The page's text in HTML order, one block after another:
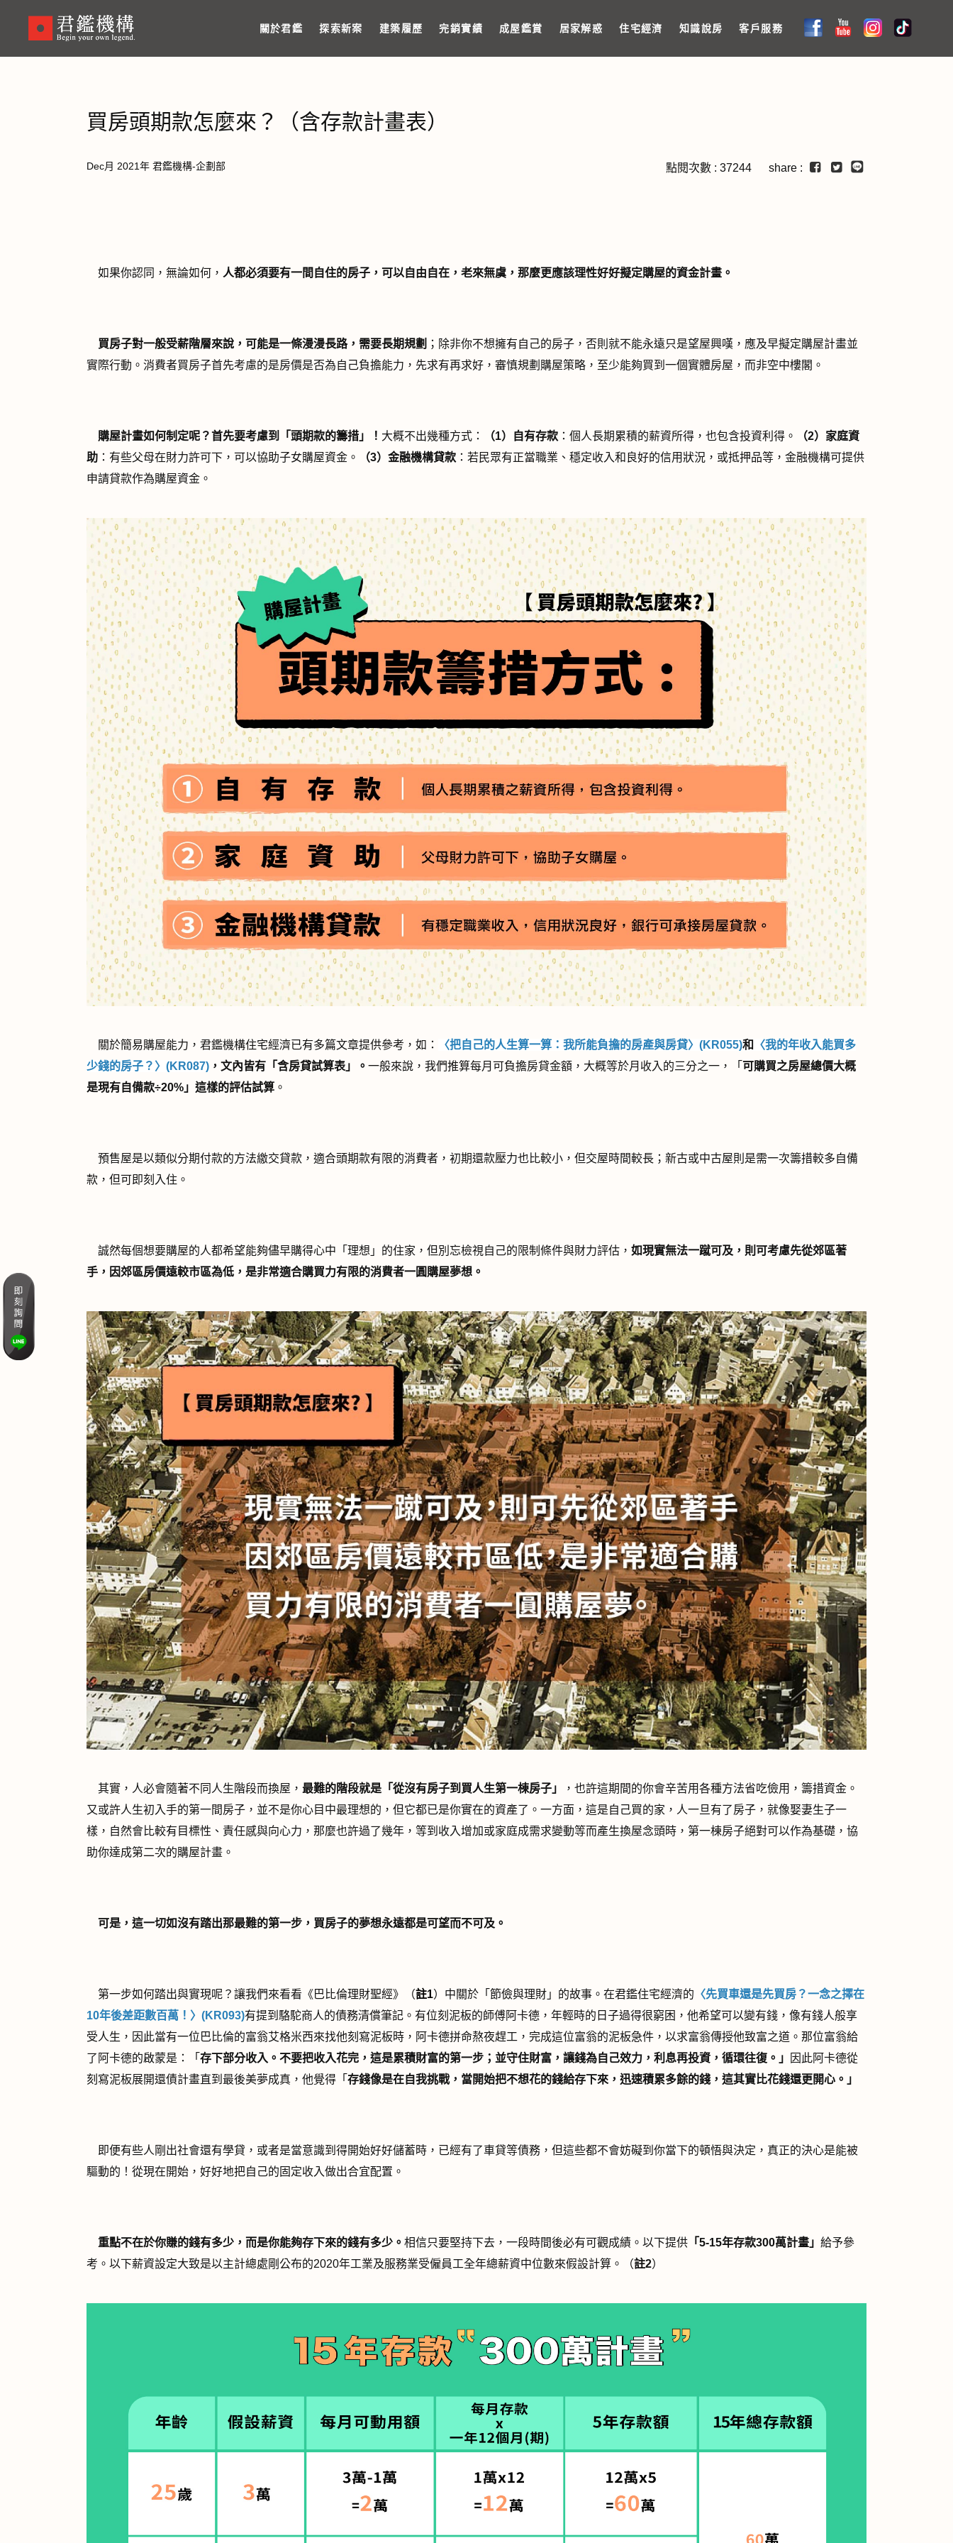
關於君鑑 探索新案 建築履歷 完銷實績 成屋鑑賞 居家解惑 住宅經濟 知識說房 客戶服務
買房頭期款怎麼來？（含存款計畫表）
Dec月 2021年 君鑑機構-企劃部 點閱次數 : 37244 share :
如果你認同，無論如何， 人都必須要有一間自住的房子，可以自由自在，老來無虞，那麼更應該理性好好擬定購屋的資金計畫。
買房子對一般受薪階層來說，可能是一條漫漫長路，需要長期規劃 ；除非你不想擁有自己的房子，否則就不能永遠只是望屋興嘆，應及早擬定購屋計畫並
實際行動。消費者買房子首先考慮的是房價是否為自己負擔能力，先求有再求好，審慎規劃購屋策略，至少能夠買到一個實體房屋，而非空中樓閣。
購屋計畫如何制定呢？首先要考慮到「頭期款的籌措」！ 大概不出幾種方式： （1） 自有存款 ：個人長期累積的薪資所得，也包含投資利得。 （2） 家庭資
助 ：有些父母在財力許可下，可以協助子女購屋資金。 （3） 金融機構貸款 ：若民眾有正當職業、穩定收入和良好的信用狀況，或抵押品等，金融機構可提供
申請貸款作為購屋資金。
關於簡易購屋能力，君鑑機構住宅經濟已有多篇文章提供參考，如： 〈把自己的人生算一算：我所能負擔的房產與房貸〉 (KR055)和
〈我的年收入能買多
少錢的房子？〉(KR087) ，文內皆有「含房貸試算表」。 一般來說，我們推算每月可負擔房貸金額，大概等於月收入的三分之一，「 可購買之房屋總價大概
是現有自備款÷20% 」這樣的評估試算 。
預售屋是以類似分期付款的方法繳交貸款，適合頭期款有限的消費者，初期還款壓力也比較小，但交屋時間較長；新古或中古屋則是需一次籌措較多自備
款，但可即刻入住。
誠然每個想要購屋的人都希望能夠儘早購得心中「理想」的住家，但別忘檢視自己的限制條件與財力評估， 如現實無法一蹴可及，則可考慮先從郊區著
手，因郊區房價遠較市區為低，是非常適合購買力有限的消費者一圓購屋夢想。
其實，人必會隨著不同人生階段而換屋， 最難的階段就是「從沒有房子到買人生第一棟房子」
，也許這期間的你會辛苦用各種方法省吃儉用，籌措資金。
又或許人生初入手的第一間房子，並不是你心目中最理想的，但它都已是你實在的資產了。一方面，這是自己買的家，人一旦有了房子，就像娶妻生子一
樣，自然會比較有目標性、責任感與向心力，那麼也許過了幾年，等到收入增加或家庭成需求變動等而產生換屋念頭時，第一棟房子絕對可以作為基礎，協
助你達成第二次的購屋計畫。
可是，這一切如沒有踏出那最難的第一步，買房子的夢想永遠都是可望而不可及。
第一步如何踏出與實現呢？讓我們來看看《巴比倫理財聖經》（註1）中關於「節儉與理財」的故事。在君鑑住宅經濟的 〈先買車還是先買房？一念之擇在
10年後差距數百萬！〉 (KR093)有提到駱駝商人的債務清償筆記。有位刻泥板的師傅阿卡德，年輕時的日子過得很窮困，他希望可以變有錢，像有錢人般享
受人生，因此當有一位巴比倫的富翁艾格米西來找他刻寫泥板時，阿卡德拼命熬夜趕工，完成這位富翁的泥板急件，以求富翁傳授他致富之道。那位富翁給
了阿卡德的啟蒙是：「 存下部分收入。不要把收入花完，這是累積財富的第一步；並守住財富，讓錢為自己效力，利息再投資，循環往復。」
因此阿卡德從
刻寫泥板展開還債計畫直到最後美夢成真，他覺得「 存錢像是在自我挑戰，當開始把不想花的錢給存下來，迅速積累多餘的錢，這其實比花錢還更開心。」
即便有些人剛出社會還有學貸，或者是當意識到得開始好好儲蓄時，已經有了車貸等債務，但這些都不會妨礙到你當下的頓悟與決定，真正的決心是能被
驅動的！從現在開始，好好地把自己的固定收入做出合宜配置。
重點不在於你賺的錢有多少，而是你能夠存下來的錢有多少。 相信只要堅持下去，一段時間後必有可觀成績。以下提供 「5-15年存款300萬計畫」 給予參
考。以下薪資設定大致是以主計總處剛公布的2020年工業及服務業受僱員工全年總薪資中位數來假設計算。（註2）